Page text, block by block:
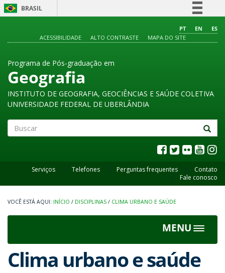
BRASIL
Comunica BR
PT EN
ES
ACESSIBILIDADE
ALTO CONTRASTE MAPA DO SITE
Programa de Pós-graduação em
Geografia
INSTITUTO DE GEOGRAFIA, GEOCIÊNCIAS E SAÚDE COLETIVA
UNIVERSIDADE FEDERAL DE UBERLÂNDIA
Serviços Telefones Perguntas frequentes
Contato
Fale conosco
INÍCIO / DISCIPLINAS / CLIMA URBANO E SAÚDE
MENU
Toggle
Clima urbano e saúde